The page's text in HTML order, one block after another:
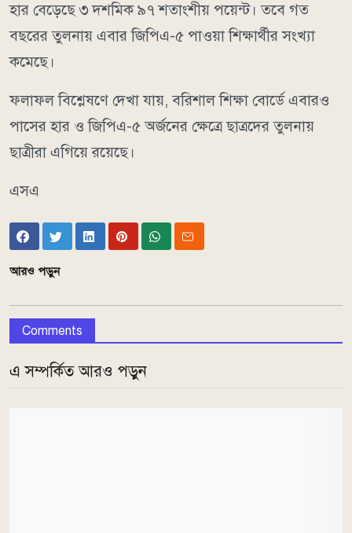
হার বেড়েছে ৩ দশমিক ৯৭ শতাংশীয় পয়েন্ট। তবে গত
বছরের তুলনায় এবার জিপিএ-৫ পাওয়া শিক্ষার্থীর সংখ্যা
কমেছে।
ফলাফল বিশ্লেষণে দেখা যায়, বরিশাল শিক্ষা বোর্ডে এবারও
পাসের হার ও জিপিএ-৫ অর্জনের ক্ষেত্রে ছাত্রদের তুলনায়
ছাত্রীরা এগিয়ে রয়েছে।
এসএ
আরও পড়ুন
Comments
এ সম্পর্কিত আরও পড়ুন